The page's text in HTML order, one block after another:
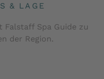
& LAGE
Falstaff Spa Guide zu
der Region.